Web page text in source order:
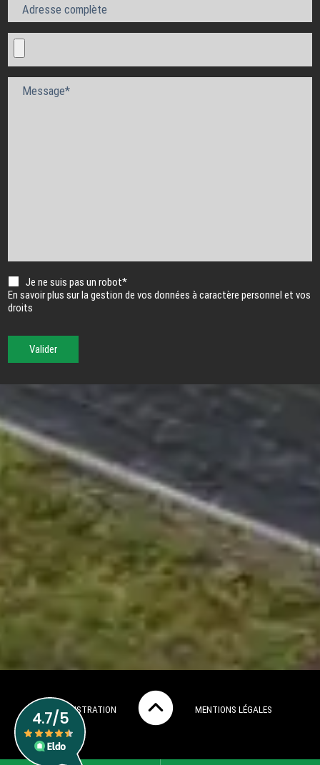
Adresse complète
Message*
Je ne suis pas un robot*
En savoir plus sur la gestion de vos données à caractère personnel et vos
droits
Valider
ADMINISTRATION MENTIONS LÉGALES